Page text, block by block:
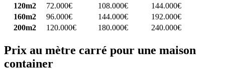
120m2
72.000€ 108.000€
144.000€
160m2
96.000€ 144.000€
192.000€
200m2
120.000€ 180.000€ 240.000€
Prix au mètre carré pour une maison
container